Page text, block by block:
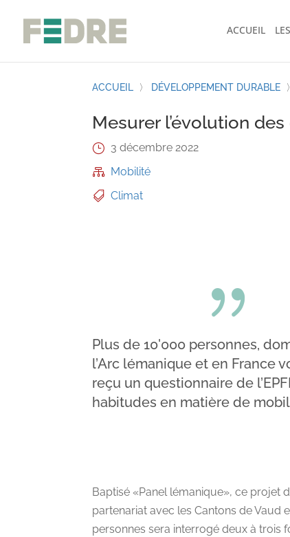
ACCUEIL
ACCUEIL 〉 DÉVELOPPEMENT DURABLE
Mesurer l’évolution
} 3 décembre 2022
 Mobilité
 Climat
{
Plus de 10'000 personnes,
l’Arc lémanique et en France
reçu un questionnaire de
habitudes en matière de
Baptisé «Panel lémanique», ce projet
partenariat avec les Cantons de Vaud
personnes sera interrogé deux à trois